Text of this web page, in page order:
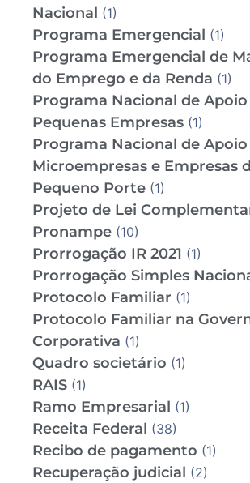
Nacional (1)
Programa Emergencial (1)
Programa Emergencial de
do Emprego e da Renda (1)
Programa Nacional de
Pequenas Empresas (1)
Programa Nacional de Apoio
Microempresas e Empresas
Pequeno Porte (1)
Projeto de Lei
Pronampe (10)
Prorrogação IR 2021 (1)
Prorrogação Simples
Protocolo Familiar (1)
Protocolo Familiar na
Corporativa (1)
Quadro societário (1)
RAIS (1)
Ramo Empresarial (1)
Receita Federal (38)
Recibo de pagamento (1)
Recuperação judicial (2)